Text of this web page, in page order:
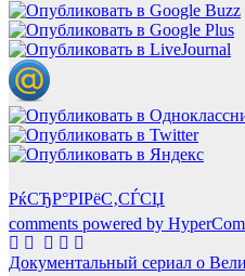
РќСЂР°РІРёС‚СЃСЏ
comments powered by
Навигация
Документальный сериал о